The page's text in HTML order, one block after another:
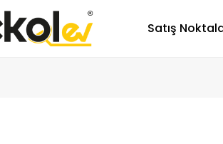
Satış